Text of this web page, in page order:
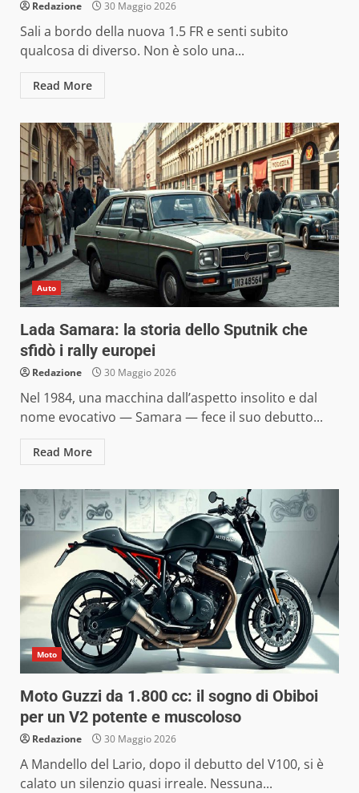
Redazione 30 Maggio 2026
Sali a bordo della nuova 1.5 FR e senti subito
qualcosa di diverso. Non è solo una...
Read More
Auto
Lada Samara: la storia dello Sputnik che
sfidò i rally europei
Redazione 30 Maggio 2026
Nel 1984, una macchina dall’aspetto insolito e dal
nome evocativo — Samara — fece il suo debutto...
Read More
Moto
Moto Guzzi da 1.800 cc: il sogno di Obiboi
per un V2 potente e muscoloso
Redazione 30 Maggio 2026
A Mandello del Lario, dopo il debutto del V100, si è
calato un silenzio quasi irreale. Nessuna...